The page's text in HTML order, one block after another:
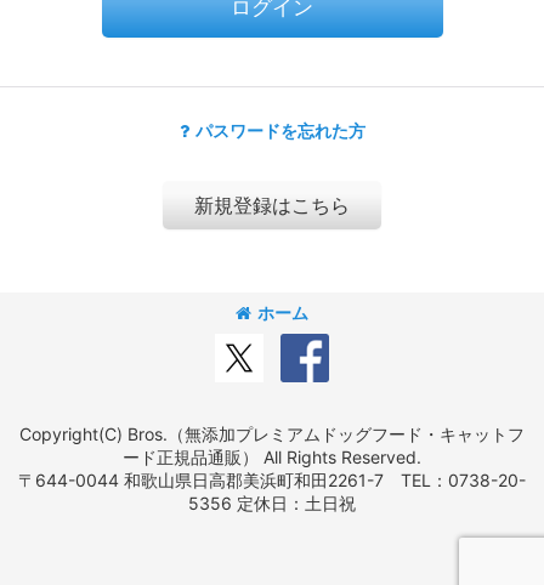
ログイン
パスワードを忘れた方
新規登録はこちら
ホーム
Copyright(C) Bros.（無添加プレミアムドッグフード・キャットフ
ード正規品通販） All Rights Reserved.
〒644-0044 和歌山県日高郡美浜町和田2261-7 TEL：0738-20-
5356 定休日：土日祝